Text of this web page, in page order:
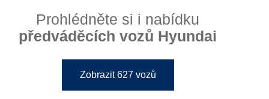
Prohlédněte si i nabídku
předváděcích vozů Hyundai
Zobrazit 627 vozů